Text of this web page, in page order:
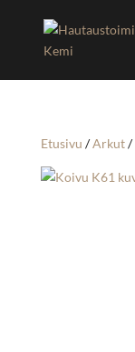
Etusivu /Arkut/